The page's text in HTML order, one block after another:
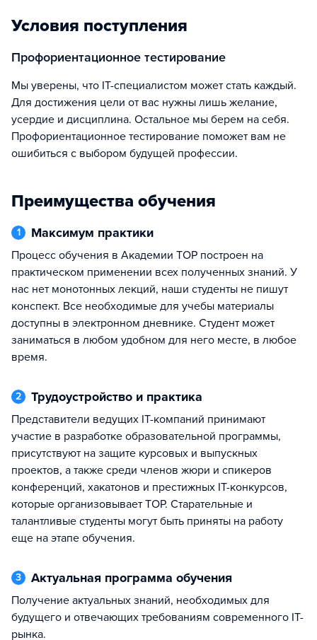
Условия поступления
Профориентационное тестирование
Мы уверены, что IT-специалистом может стать каждый.
Для достижения цели от вас нужны лишь желание,
усердие и дисциплина. Остальное мы берем на себя.
Профориентационное тестирование поможет вам не
ошибиться с выбором будущей профессии.
Преимущества обучения
1 Максимум практики
Процесс обучения в Академии TOP построен на
практическом применении всех полученных знаний. У
нас нет монотонных лекций, наши студенты не пишут
конспект. Все необходимые для учебы материалы
доступны в электронном дневнике. Студент может
заниматься в любом удобном для него месте, в любое
время.
2 Трудоустройство и практика
Представители ведущих IT-компаний принимают
участие в разработке образовательной программы,
присутствуют на защите курсовых и выпускных
проектов, а также среди членов жюри и спикеров
конференций, хакатонов и престижных IT-конкурсов,
которые организовывает TOP. Старательные и
талантливые студенты могут быть приняты на работу
еще на этапе обучения.
3 Актуальная программа обучения
Получение актуальных знаний, необходимых для
будущего и отвечающих требованиям современного IT-
рынка.